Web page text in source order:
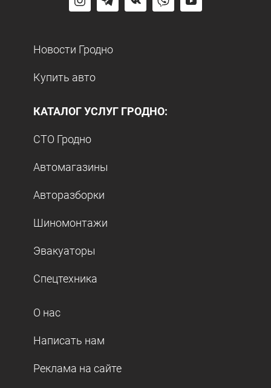
Новости Гродно
Купить авто
КАТАЛОГ УСЛУГ ГРОДНО:
СТО Гродно
Автомагазины
Авторазборки
Шиномонтажи
Эвакуаторы
Спецтехника
О нас
Написать нам
Реклама на сайте